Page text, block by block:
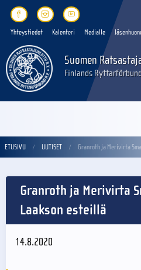
Yhteystiedot Kalenteri Medialle
Suomen
Finlands
ETUSIVU UUTISET Granroth ja Merivirta
Granroth ja Merivirta
Laakson esteillä
14.8.2020